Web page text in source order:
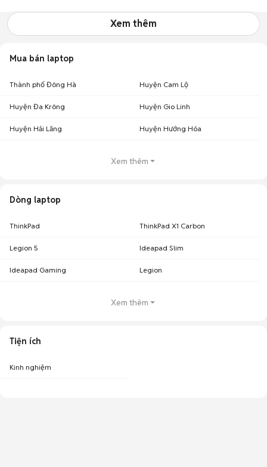
Xem thêm
Mua bán laptop
Thành phố Đông Hà Huyện Cam Lộ
Huyện Đa Krông Huyện Gio Linh
Huyện Hải Lăng Huyện Hướng Hóa
Xem thêm
Dòng laptop
ThinkPad ThinkPad X1 Carbon
Legion 5 Ideapad Slim
Ideapad Gaming Legion
Xem thêm
Tiện ích
Kinh nghiệm